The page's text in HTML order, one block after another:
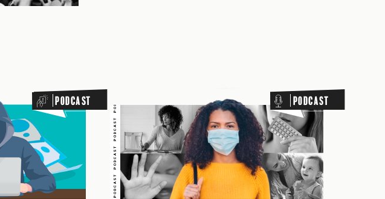
Podcast PODCAST PODCAST PODCAST PODCAST PODCAST PODCAST PODCAST Podcast